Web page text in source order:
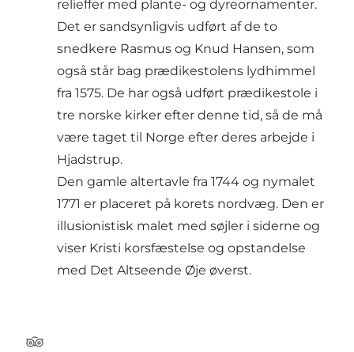
relieffer med plante- og dyreornamenter.
Det er sandsynligvis udført af de to
snedkere Rasmus og Knud Hansen, som
også står bag prædikestolens lydhimmel
fra 1575. De har også udført prædikestole i
tre norske kirker efter denne tid, så de må
være taget til Norge efter deres arbejde i
Hjadstrup.
Den gamle altertavle fra 1744 og nymalet
1771 er placeret på korets nordvæg. Den er
illusionistisk malet med søjler i siderne og
viser Kristi korsfæstelse og opstandelse
med Det Altseende Øje øverst.